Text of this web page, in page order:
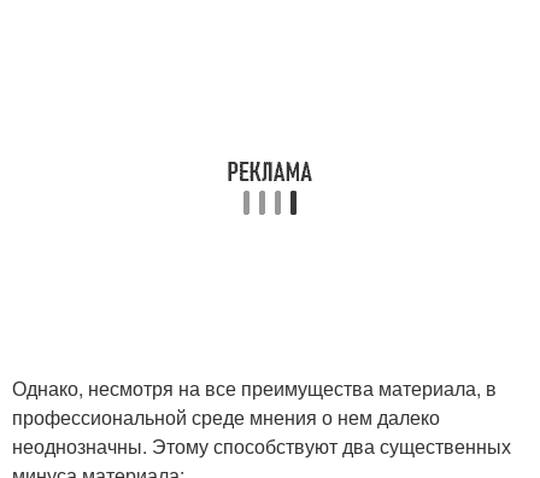
Однако, несмотря на все преимущества материала, в
профессиональной среде мнения о нем далеко
неоднозначны. Этому способствуют два существенных